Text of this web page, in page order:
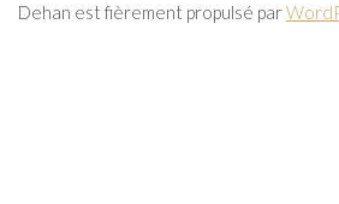
Dehan est fièrement propulsé par